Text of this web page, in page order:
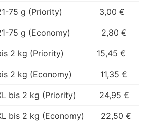
75 g (Priority) 3,00 €
75 g (Economy) 2,80 €
2 kg (Priority) 15,45 €
2 kg (Economy) 11,35 €
bis 2 kg (Priority) 24,95 €
bis 2 kg (Economy) 22,50 €